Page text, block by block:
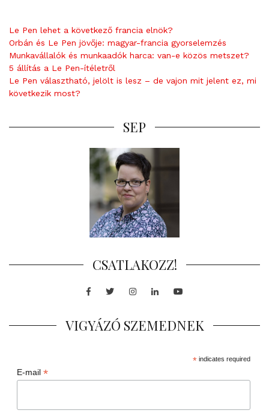
Le Pen lehet a következő francia elnök?
Orbán és Le Pen jövője: magyar-francia gyorselemzés
Munkavállalók és munkaadók harca: van-e közös metszet?
5 állítás a Le Pen-ítéletről
Le Pen választható, jelölt is lesz – de vajon mit jelent ez, mi
következik most?
SEP
CSATLAKOZZ!
Facebook
TwitterInstagram
LinkedInYoutube
VIGYÁZÓ SZEMEDNEK
*indicates required
E-mail *